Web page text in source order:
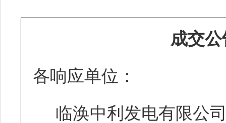
成交公
各响应单位：
临涣中利发电有限公司